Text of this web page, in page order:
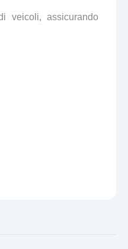
veicoli, assicurando